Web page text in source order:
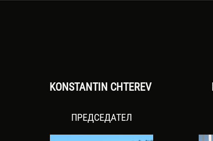
KONSTANTIN CHTEREV
ПРЕДСЕДАТЕЛ